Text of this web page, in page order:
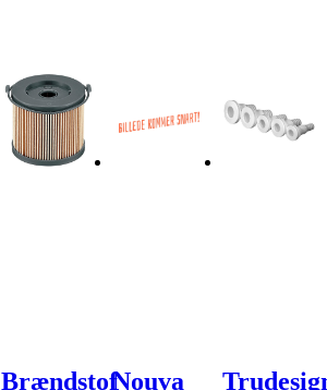
BrændstofNouva